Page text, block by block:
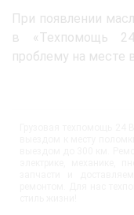
При появлении
в «Техпомощь
проблему на месте